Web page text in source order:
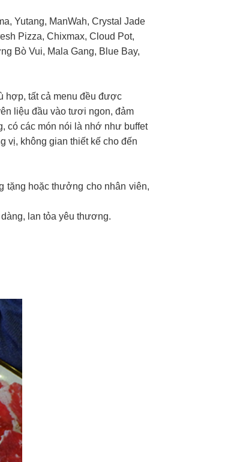
Yutang, ManWah, Crystal Jade
Pizza, Chixmax, Cloud Pot,
Bò Vui, Mala Gang, Blue Bay,
hợp, tất cả menu đều được
liệu đầu vào tươi ngon, đảm
có các món nói là nhớ như buffet
vị, không gian thiết kế cho đến
tặng hoặc thưởng cho nhân viên,
lan tỏa yêu thương.